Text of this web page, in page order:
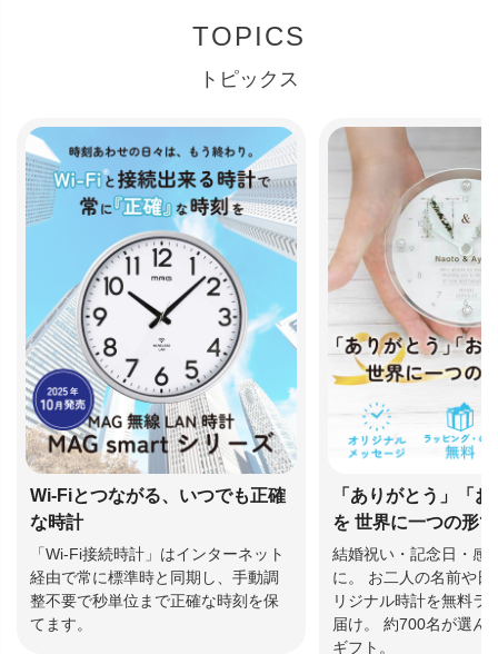
TOPICS
トピックス
Wi-Fiとつながる、いつでも正確
な時計
「Wi-Fi接続時計」はインターネット
経由で常に標準時と同期し、手動調
整不要で秒単位まで正確な時刻を保
てます。
「ありがとう」「
を 世界に一つの形
結婚祝い・記念日・感
に。 お二人の名前や日
リジナル時計を無料ラ
届け。 約700名が選ん
ギフト。